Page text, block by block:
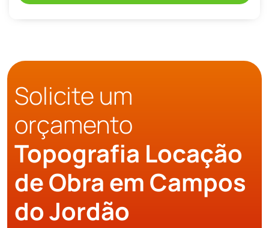
Solicite um
orçamento
Topografia Locação
de Obra em Campos
do Jordão